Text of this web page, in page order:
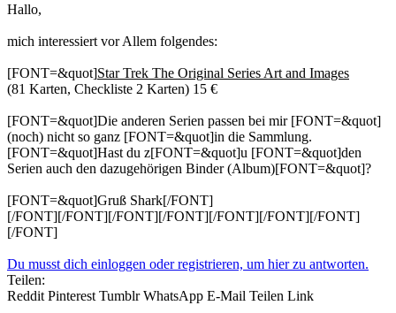
Hallo,
mich interessiert vor Allem folgendes:
[FONT=&quot]Star Trek The Original Series Art and Images
(81 Karten, Checkliste 2 Karten) 15 €
[FONT=&quot]Die anderen Serien passen bei mir [FONT=&quot]
(noch) nicht so ganz [FONT=&quot]in die Sammlung.
[FONT=&quot]Hast du z[FONT=&quot]u [FONT=&quot]den
Serien auch den dazugehörigen Binder (Album)[FONT=&quot]?
[FONT=&quot]Gruß Shark[/FONT]
[/FONT][/FONT][/FONT][/FONT][/FONT][/FONT][/FONT]
[/FONT]
Du musst dich einloggen oder registrieren, um hier zu antworten.
Teilen:
Reddit Pinterest Tumblr WhatsApp E-Mail Teilen Link